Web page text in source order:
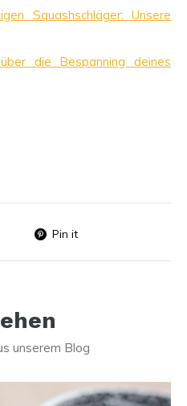
Squashschläger: Unsere
die Bespanning deines
Pin it
unserem Blog